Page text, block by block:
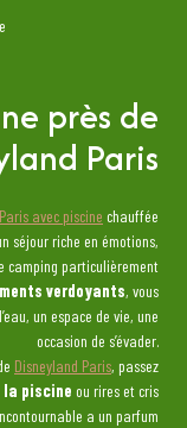
près de
Paris
avec piscine chauffée
séjour riche en émotions,
camping particulièrement
verdoyants, vous
un espace de vie, une
occasion de s’évader.
Disneyland Paris, passez
la piscine ou rires et cris
a un parfum